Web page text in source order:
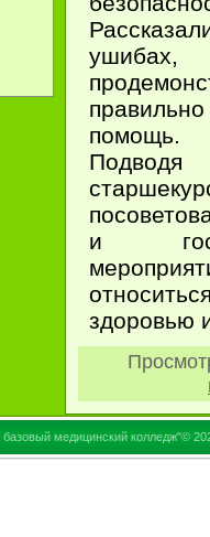
помощь.
и
здоровью
медицинский колледж"©